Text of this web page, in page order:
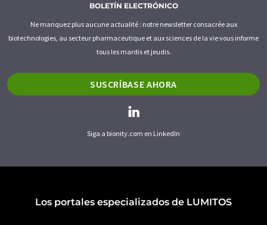
BOLETÍN ELECTRÓNICO
Ne manquez plus aucune actualité : notre newsletter consacrée aux
biotechnologies, au secteur pharmaceutique et aux sciences de la vie vous informe
tous les mardis et jeudis.
SUSCRÍBASE AHORA
Siga a bionity.com en LinkedIn
Los portales especializados de LUMITOS